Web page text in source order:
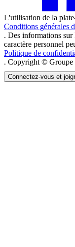
L'utilisation de la
Conditions générales
. Des informations sur
caractère personnel
Politique de
. Copyright © Groupe
Connectez-vous et